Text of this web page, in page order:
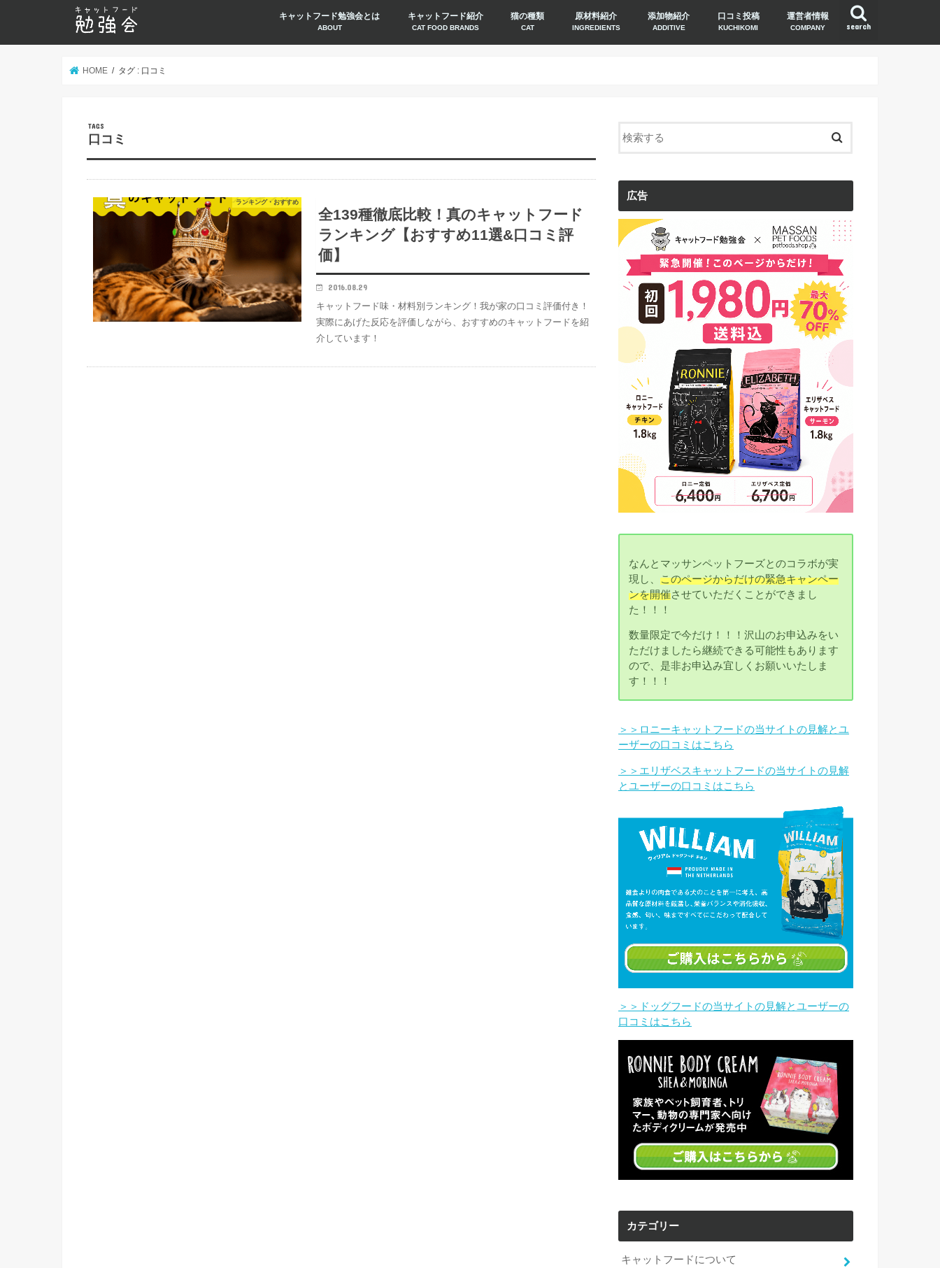
search
キャットフード勉強会とは
ABOUT
キャットフード紹介
CAT FOOD BRANDS
猫の種類
CAT
原材料紹介
INGREDIENTS
添加物紹介
ADDITIVE
口コミ投稿
KUCHIKOMI
運営者情報
COMPANY
HOME タグ : 口コミ
口コミ
ランキング・おすすめ
全139種徹底比較！真のキャットフード
ランキング【おすすめ11選&口コミ評
価】
2016.08.29
キャットフード味・材料別ランキング！我が家の口コミ評価付き！
実際にあげた反応を評価しながら、おすすめのキャットフードを紹
介しています！
広告
なんとマッサンペットフーズとのコラボが実
現し、このページからだけの緊急キャンペー
ンを開催させていただくことができまし
た！！！
数量限定で今だけ！！！沢山のお申込みをい
ただけましたら継続できる可能性もあります
ので、是非お申込み宜しくお願いいたしま
す！！！
＞＞ロニーキャットフードの当サイトの見解とユ
ーザーの口コミはこちら
＞＞エリザベスキャットフードの当サイトの見解
とユーザーの口コミはこちら
＞＞ドッグフードの当サイトの見解とユーザーの
口コミはこちら
カテゴリー
キャットフードについて